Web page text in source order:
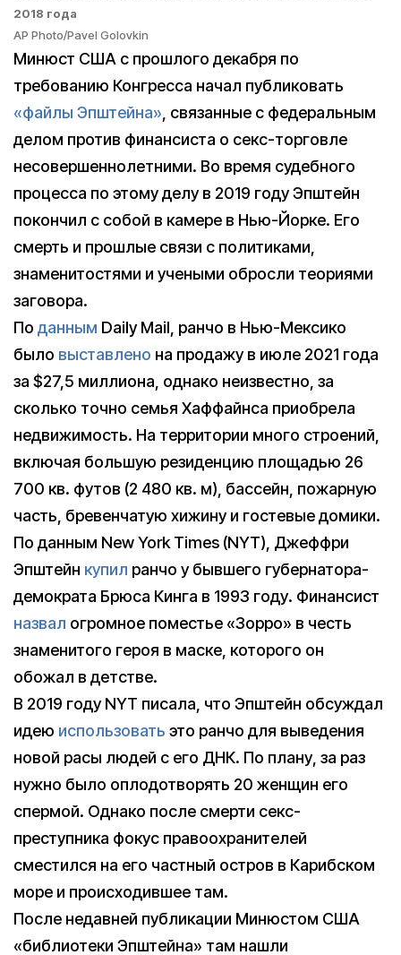
2018 года
AP Photo/Pavel Golovkin
Минюст США с прошлого декабря по
требованию Конгресса начал публиковать
«файлы Эпштейна» , связанные с федеральным
делом против финансиста о секс-торговле
несовершеннолетними. Во время судебного
процесса по этому делу в 2019 году Эпштейн
покончил с собой в камере в Нью-Йорке. Его
смерть и прошлые связи с политиками,
знаменитостями и учеными обросли теориями
заговора.
По данным Daily Mail, ранчо в Нью-Мексико
было выставлено на продажу в июле 2021 года
за $27,5 миллиона, однако неизвестно, за
сколько точно семья Хаффайнса приобрела
недвижимость. На территории много строений,
включая большую резиденцию площадью 26
700 кв. футов (2 480 кв. м), бассейн, пожарную
часть, бревенчатую хижину и гостевые домики.
По данным New York Times (NYT), Джеффри
Эпштейн купил ранчо у бывшего губернатора-
демократа Брюса Кинга в 1993 году. Финансист
назвал огромное поместье «Зорро» в честь
знаменитого героя в маске, которого он
обожал в детстве.
В 2019 году NYT писала, что Эпштейн обсуждал
идею использовать это ранчо для выведения
новой расы людей с его ДНК. По плану, за раз
нужно было оплодотворять 20 женщин его
спермой. Однако после смерти секс-
преступника фокус правоохранителей
сместился на его частный остров в Карибском
море и происходившее там.
После недавней публикации Минюстом США
«библиотеки Эпштейна» там нашли